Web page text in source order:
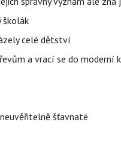
školák
celé dětství
a vrací se do moderní
šťavnaté